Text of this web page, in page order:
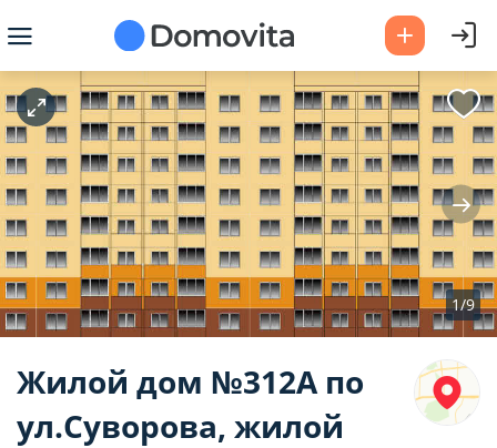
1/9
Жилой дом №312А по
ул.Суворова, жилой
площадь, м2
м2
м2